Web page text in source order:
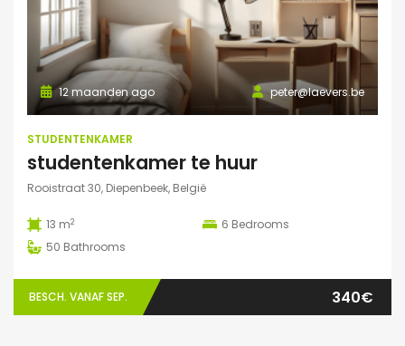
peter@laevers.be
12 maanden ago
STUDENTENKAMER
studentenkamer te huur
Rooistraat 30, Diepenbeek, België
13 m2 6 Bedrooms
50 Bathrooms
BESCH. VANAF SEP. 340€